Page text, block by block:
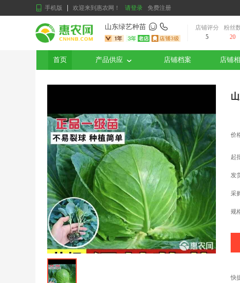
手机版 欢迎来到惠农网！ 请登录 免费注册
山东绿艺种苗
店铺评分
5
粉丝
20
首页 产品供应 店铺档案 店铺
价
起
发
采
规
快